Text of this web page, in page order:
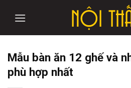
Mẫu bàn ăn 12 ghế và
phù hợp nhất